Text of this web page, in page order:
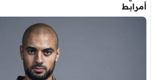
أمرابط